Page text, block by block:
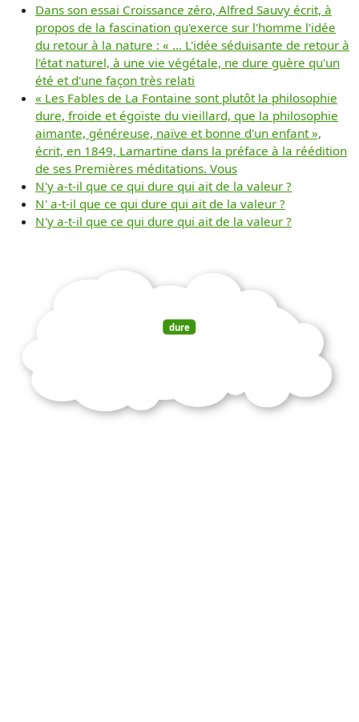
Dans son essai Croissance zéro, Alfred Sauvy écrit, à
propos de la fascination qu'exerce sur l'homme l'idée
du retour à la nature : « ... L'idée séduisante de retour à
l'état naturel, à une vie végétale, ne dure guère qu'un
été et d'une façon très relati
« Les Fables de La Fontaine sont plutôt la philosophie
dure, froide et égoïste du vieillard, que la philosophie
aimante, généreuse, naïve et bonne d'un enfant »,
écrit, en 1849, Lamartine dans la préface à la réédition
de ses Premières méditations. Vous
N'y a-t-il que ce qui dure qui ait de la valeur ?
N' a-t-il que ce qui dure qui ait de la valeur ?
N'y a-t-il que ce qui dure qui ait de la valeur ?
dure